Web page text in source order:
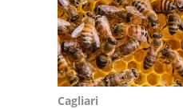
Cagliari